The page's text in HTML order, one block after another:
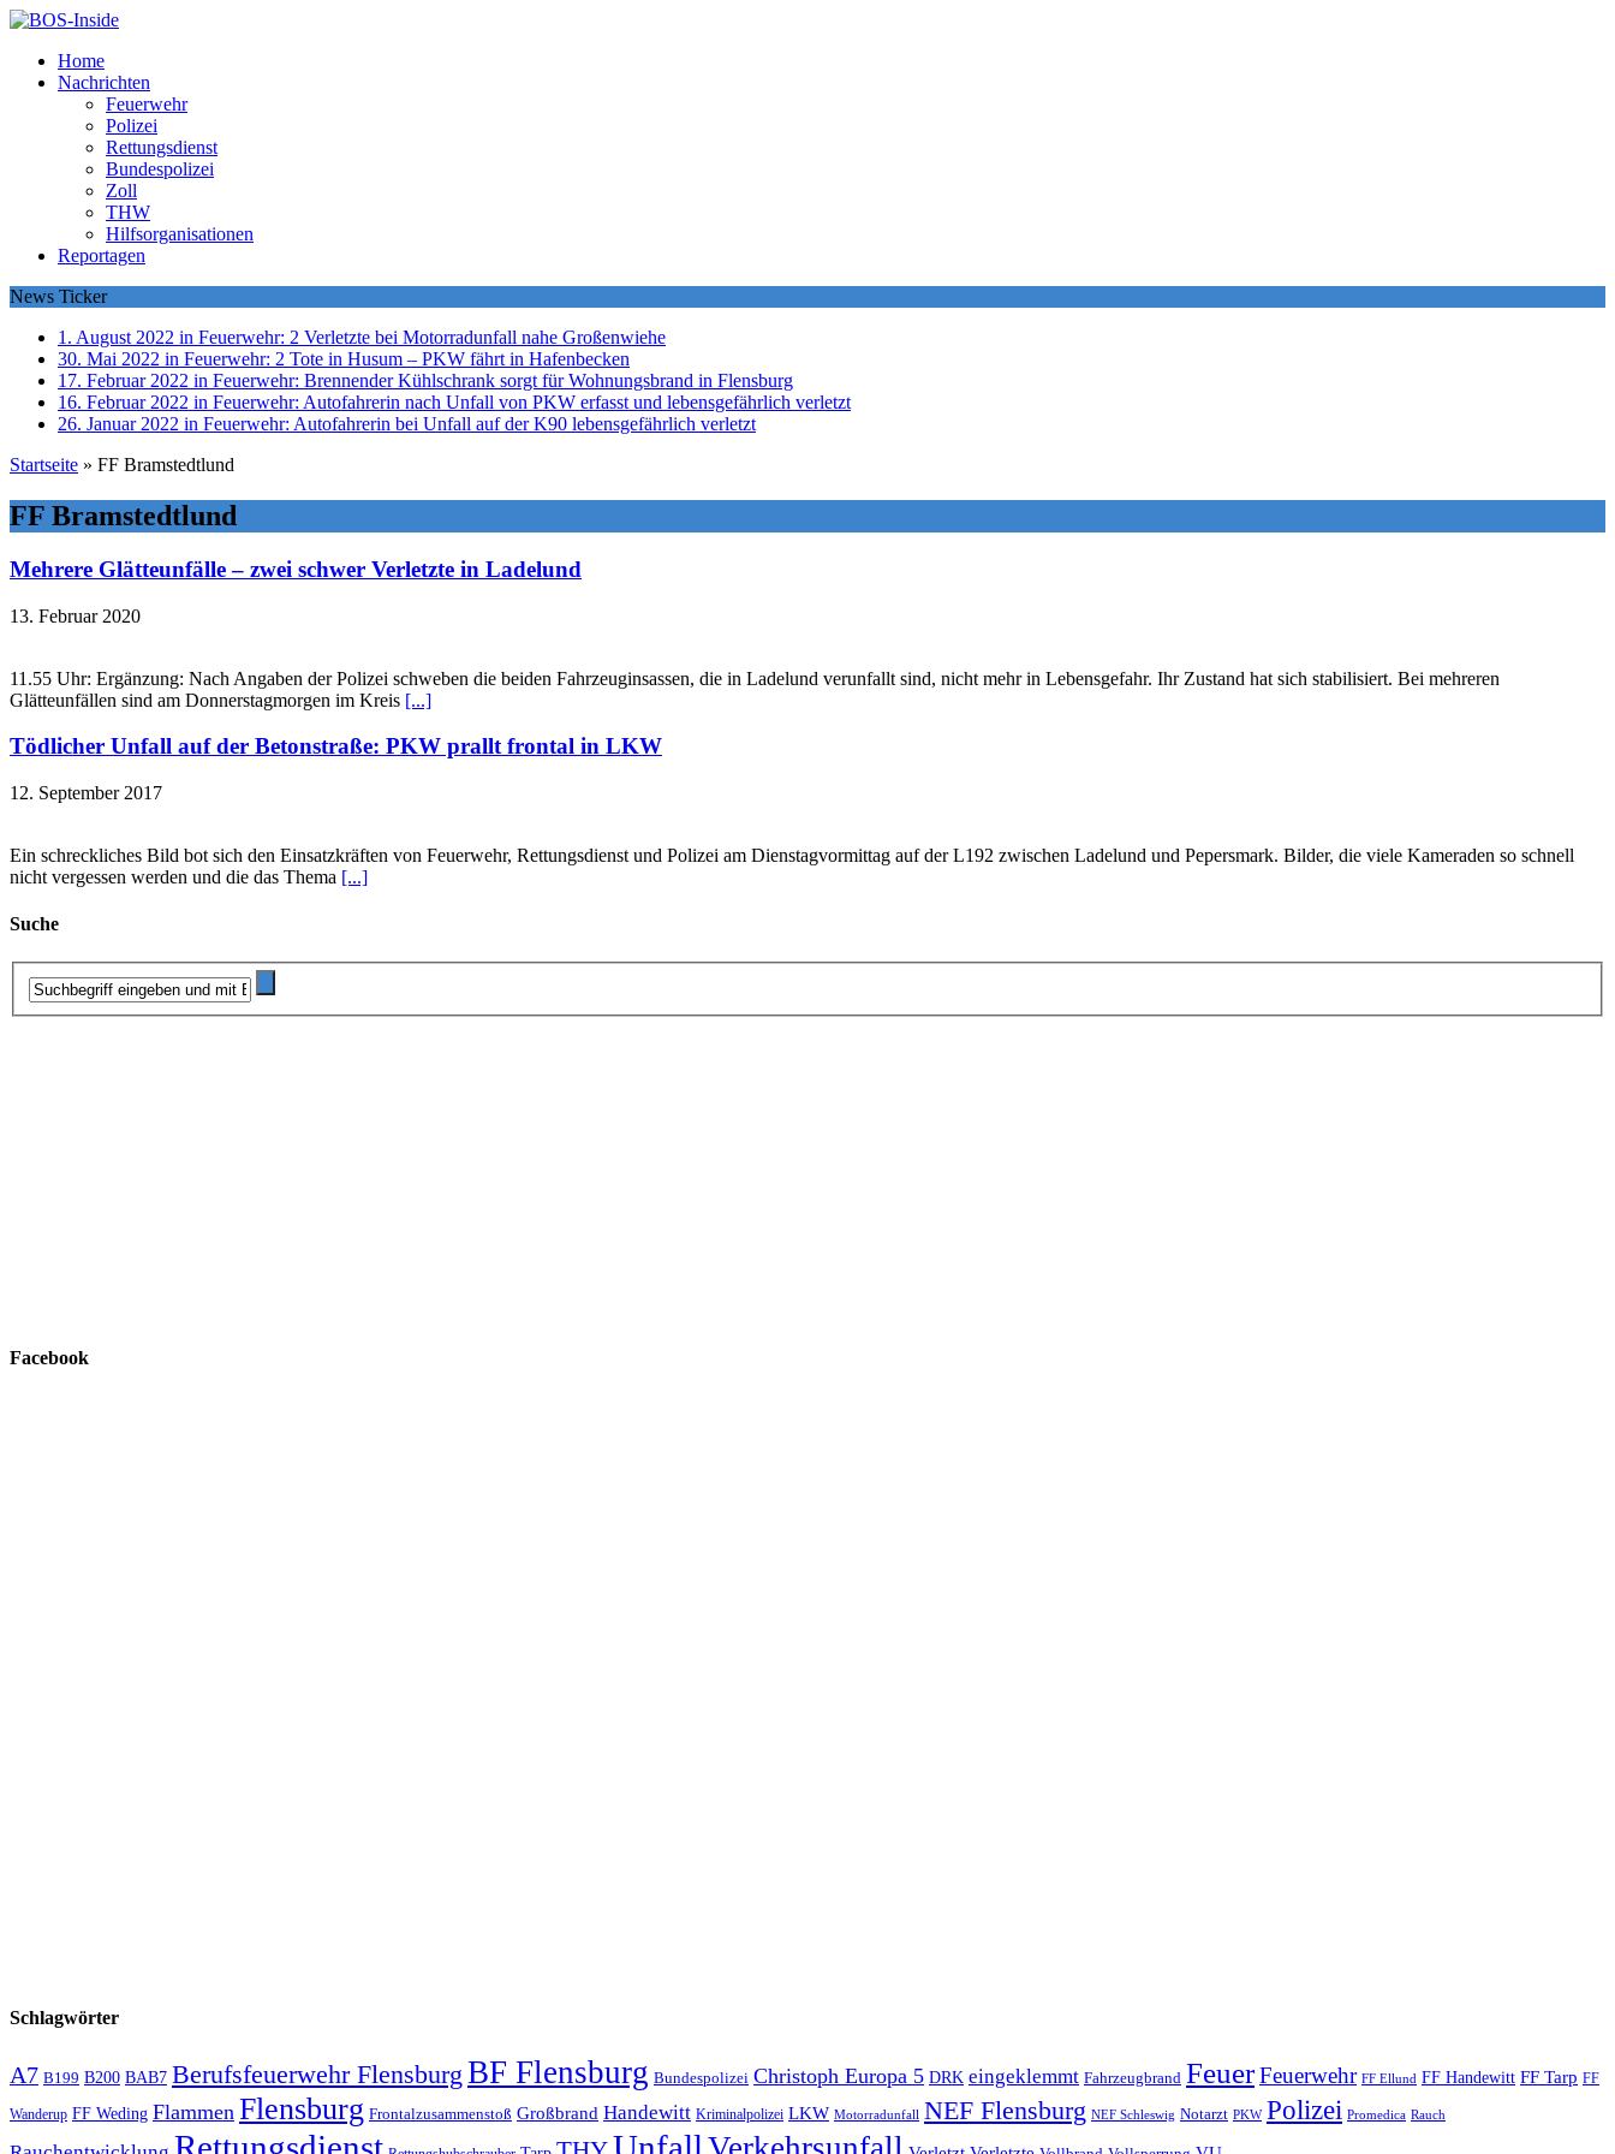
Home
Nachrichten
Feuerwehr
Polizei
Rettungsdienst
Bundespolizei
Zoll
THW
Hilfsorganisationen
Reportagen
News Ticker
1. August 2022 in Feuerwehr: 2 Verletzte bei Motorradunfall nahe Großenwiehe
30. Mai 2022 in Feuerwehr: 2 Tote in Husum – PKW fährt in Hafenbecken
17. Februar 2022 in Feuerwehr: Brennender Kühlschrank sorgt für Wohnungsbrand in Flensburg
16. Februar 2022 in Feuerwehr: Autofahrerin nach Unfall von PKW erfasst und lebensgefährlich verletzt
26. Januar 2022 in Feuerwehr: Autofahrerin bei Unfall auf der K90 lebensgefährlich verletzt
Startseite » FF Bramstedtlund
FF Bramstedtlund
Mehrere Glätteunfälle – zwei schwer Verletzte in Ladelund
13. Februar 2020
11.55 Uhr: Ergänzung: Nach Angaben der Polizei schweben die beiden Fahrzeuginsassen, die in Ladelund verunfallt sind, nicht mehr in Lebensgefahr. Ihr Zustand hat sich stabilisiert. Bei mehreren
Glätteunfällen sind am Donnerstagmorgen im Kreis [...]
Tödlicher Unfall auf der Betonstraße: PKW prallt frontal in LKW
12. September 2017
Ein schreckliches Bild bot sich den Einsatzkräften von Feuerwehr, Rettungsdienst und Polizei am Dienstagvormittag auf der L192 zwischen Ladelund und Pepersmark. Bilder, die viele Kameraden so schnell
nicht vergessen werden und die das Thema [...]
Suche
Facebook
Schlagwörter
A7 B199 B200 BAB7 Berufsfeuerwehr Flensburg BF Flensburg Bundespolizei Christoph Europa 5 DRK eingeklemmt Fahrzeugbrand FeuerFeuerwehr FF Ellund FF Handewitt FF Tarp FF
Wanderup FF Weding Flammen Flensburg Frontalzusammenstoß Großbrand Handewitt Kriminalpolizei LKW Motorradunfall NEF Flensburg NEF Schleswig Notarzt PKW Polizei Promedica Rauch